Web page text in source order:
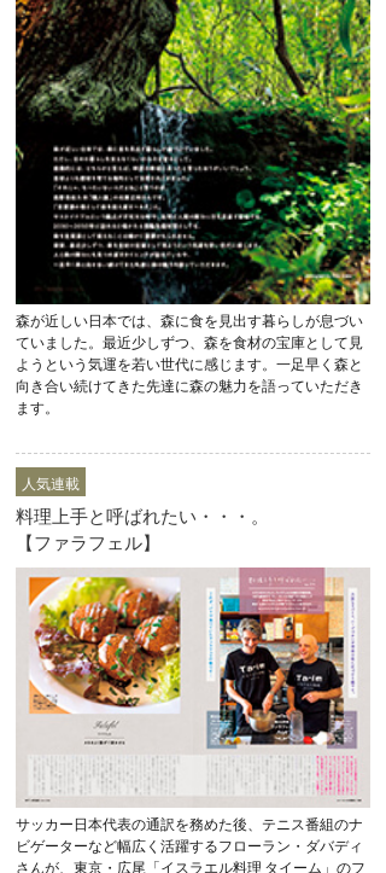
森が近しい日本では、森に食を見出す暮らしが息づい
ていました。最近少しずつ、森を食材の宝庫として見
ようという気運を若い世代に感じます。一足早く森と
向き合い続けてきた先達に森の魅力を語っていただき
ます。
人気連載
料理上手と呼ばれたい・・・。
【ファラフェル】
サッカー日本代表の通訳を務めた後、テニス番組のナ
ビゲーターなど幅広く活躍するフローラン・ダバディ
さんが、東京・広尾「イスラエル料理 タイーム」のフ